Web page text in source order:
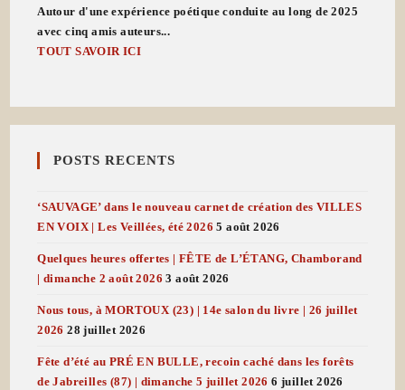
Autour d'une expérience poétique conduite au long de 2025
avec cinq amis auteurs...
TOUT SAVOIR ICI
POSTS RECENTS
‘SAUVAGE’ dans le nouveau carnet de création des VILLES
EN VOIX | Les Veillées, été 2026 5 août 2026
Quelques heures offertes | FÊTE de L’ÉTANG, Chamborand
| dimanche 2 août 2026 3 août 2026
Nous tous, à MORTOUX (23) | 14e salon du livre | 26 juillet
2026 28 juillet 2026
Fête d’été au PRÉ EN BULLE, recoin caché dans les forêts
de Jabreilles (87) | dimanche 5 juillet 2026 6 juillet 2026